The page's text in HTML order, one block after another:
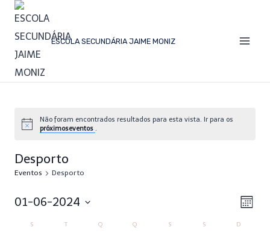
ESCOLA SECUNDÁRIA JAIME MONIZ
Não foram encontrados resultados para esta vista. Ir para os
próximoseventos .
Desporto
Eventos Desporto
Mês
01-06-2024
S T Q Q S S D